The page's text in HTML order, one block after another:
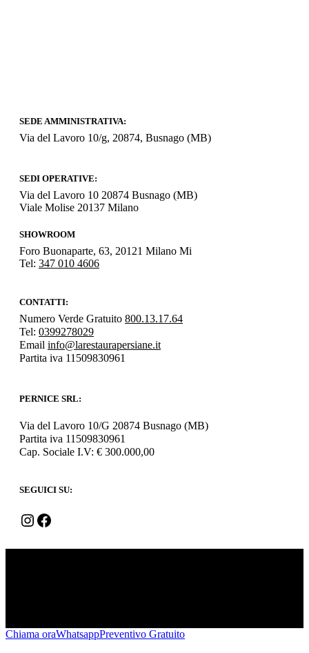
SEDE AMMINISTRATIVA:
Via del Lavoro 10/g, 20874, Busnago (MB)
SEDI OPERATIVE:
Via del Lavoro 10 20874 Busnago (MB)
Viale Molise 20137 Milano
SHOWROOM
Foro Buonaparte, 63, 20121 Milano Mi
Tel: 347 010 4606
CONTATTI:
Numero Verde Gratuito 800.13.17.64
Tel: 0399278029
Email info@larestaurapersiane.it
Partita iva 11509830961
PERNICE SRL:
Via del Lavoro 10/G 20874 Busnago (MB)
Partita iva 11509830961
Cap. Sociale I.V: € 300.000,00
SEGUICI SU:
Instagram Facebook
Chiama oraWhatsappPreventivo Gratuito